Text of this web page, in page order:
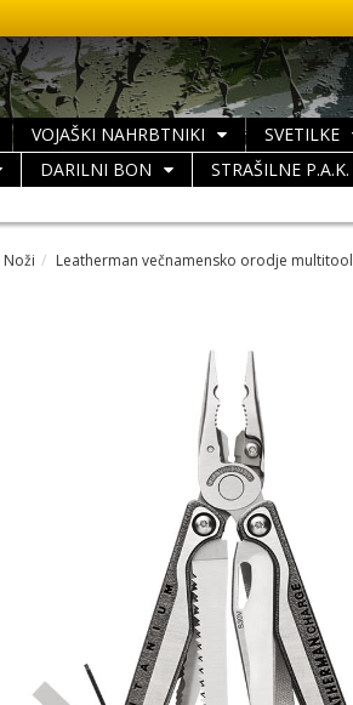
VOJAŠKI NAHRBTNIKI SVETILKE
DARILNI BON STRAŠILNE
Noži Leatherman večnamensko orodje multitool